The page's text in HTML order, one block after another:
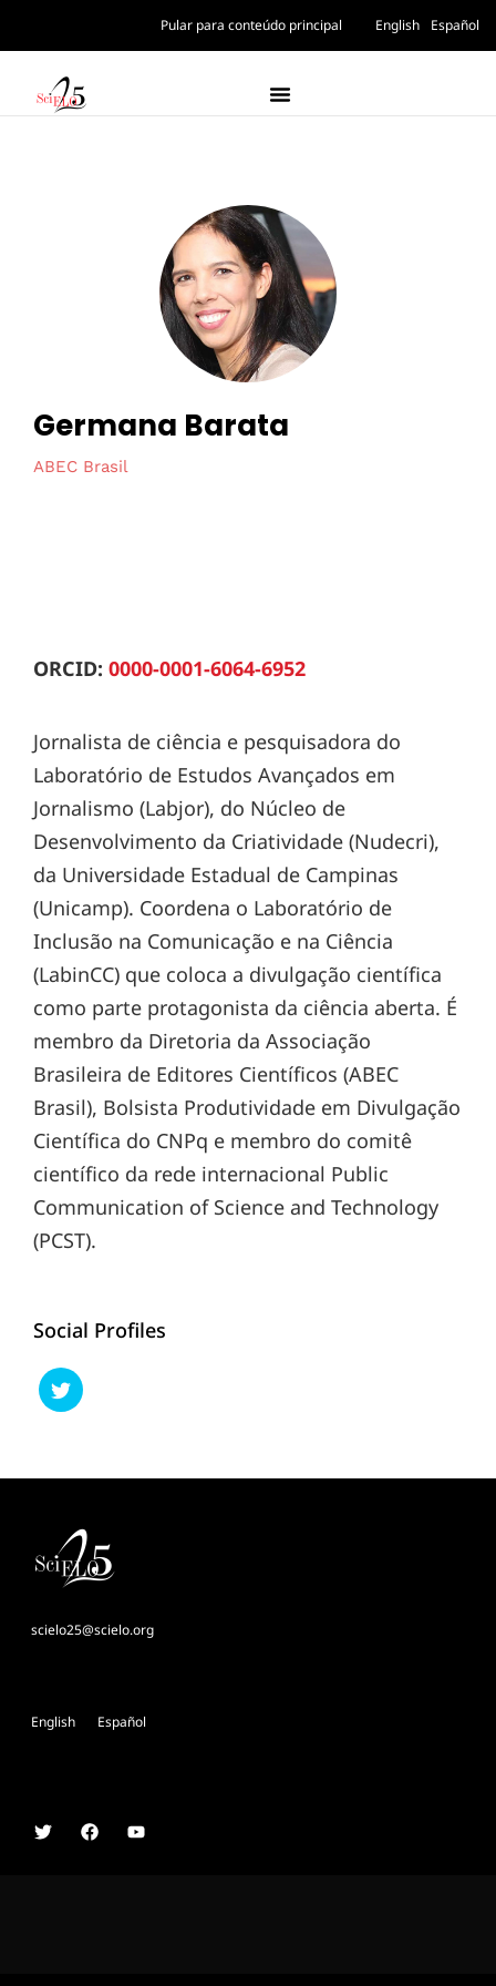
Pular para conteúdo principal English Español
Germana Barata
ABEC Brasil
ORCID: 0000-0001-6064-6952
Jornalista de ciência e pesquisadora do
Laboratório de Estudos Avançados em
Jornalismo (Labjor), do Núcleo de
Desenvolvimento da Criatividade (Nudecri),
da Universidade Estadual de Campinas
(Unicamp). Coordena o Laboratório de
Inclusão na Comunicação e na Ciência
(LabinCC) que coloca a divulgação científica
como parte protagonista da ciência aberta. É
membro da Diretoria da Associação
Brasileira de Editores Científicos (ABEC
Brasil), Bolsista Produtividade em Divulgação
Científica do CNPq e membro do comitê
científico da rede internacional Public
Communication of Science and Technology
(PCST).
Social Profiles
scielo25@scielo.org
English Español